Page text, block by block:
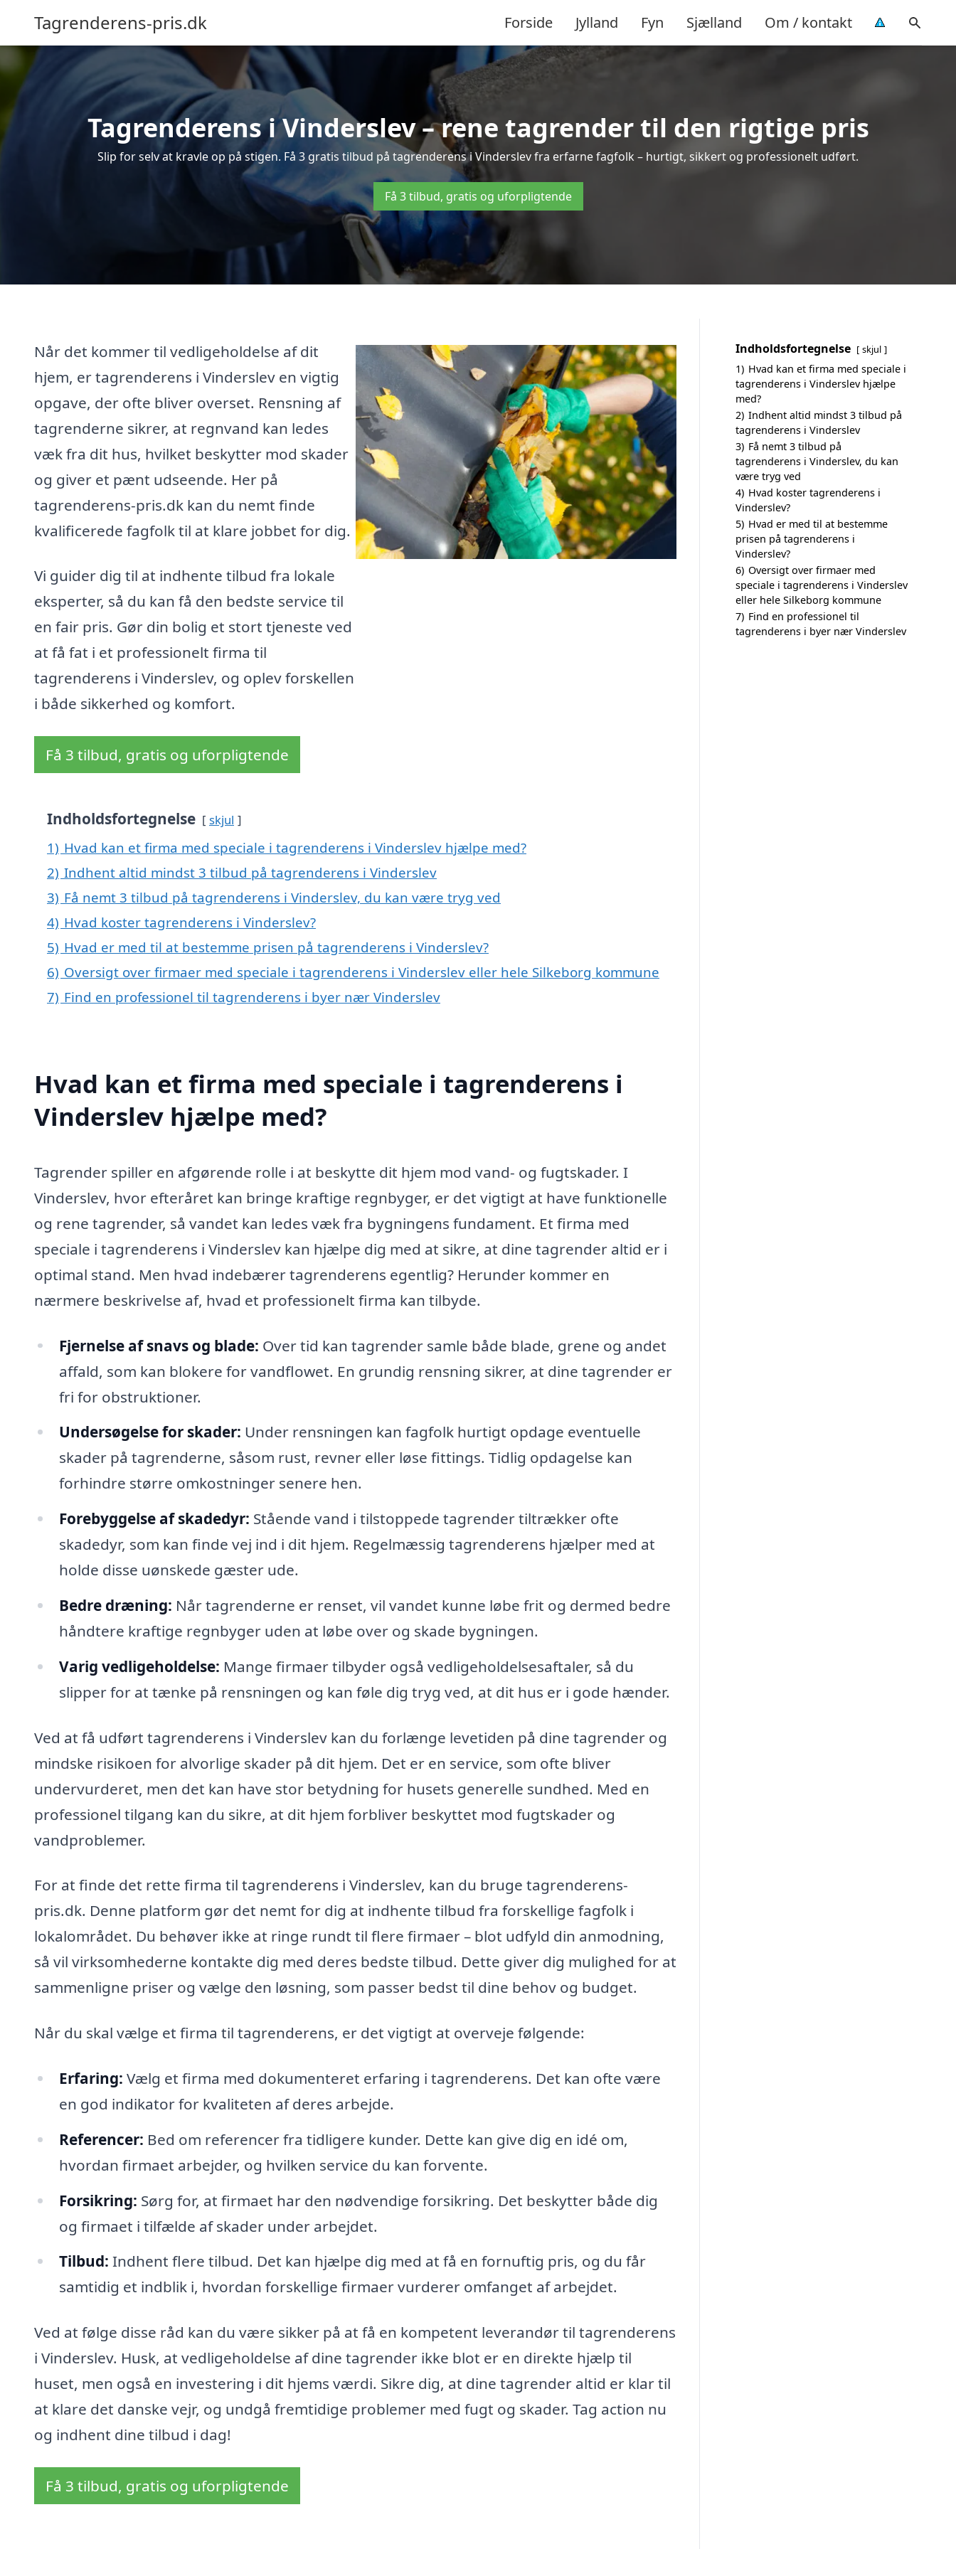
Tagrenderens-pris.dk Forside Jylland Fyn Sjælland Om / kontakt
Tagrenderens i Vinderslev – rene tagrender til den rigtige pris
Slip for selv at kravle op på stigen. Få 3 gratis tilbud på tagrenderens i Vinderslev fra erfarne fagfolk – hurtigt, sikkert og professionelt udført.
Få 3 tilbud, gratis og uforpligtende
Når det kommer til vedligeholdelse af dit
hjem, er tagrenderens i Vinderslev en vigtig
opgave, der ofte bliver overset. Rensning af
tagrenderne sikrer, at regnvand kan ledes
væk fra dit hus, hvilket beskytter mod skader
og giver et pænt udseende. Her på
tagrenderens-pris.dk kan du nemt finde
kvalificerede fagfolk til at klare jobbet for dig.
Vi guider dig til at indhente tilbud fra lokale
eksperter, så du kan få den bedste service til
en fair pris. Gør din bolig et stort tjeneste ved
at få fat i et professionelt firma til
tagrenderens i Vinderslev, og oplev forskellen
i både sikkerhed og komfort.
Få 3 tilbud, gratis og uforpligtende
Indholdsfortegnelse skjul
1) Hvad kan et firma med speciale i tagrenderens i Vinderslev hjælpe med?
2) Indhent altid mindst 3 tilbud på tagrenderens i Vinderslev
3) Få nemt 3 tilbud på tagrenderens i Vinderslev, du kan være tryg ved
4) Hvad koster tagrenderens i Vinderslev?
5) Hvad er med til at bestemme prisen på tagrenderens i Vinderslev?
6) Oversigt over firmaer med speciale i tagrenderens i Vinderslev eller hele Silkeborg kommune
7) Find en professionel til tagrenderens i byer nær Vinderslev
Hvad kan et firma med speciale i tagrenderens i
Vinderslev hjælpe med?
Tagrender spiller en afgørende rolle i at beskytte dit hjem mod vand- og fugtskader. I
Vinderslev, hvor efteråret kan bringe kraftige regnbyger, er det vigtigt at have funktionelle
og rene tagrender, så vandet kan ledes væk fra bygningens fundament. Et firma med
speciale i tagrenderens i Vinderslev kan hjælpe dig med at sikre, at dine tagrender altid er i
optimal stand. Men hvad indebærer tagrenderens egentlig? Herunder kommer en
nærmere beskrivelse af, hvad et professionelt firma kan tilbyde.
Fjernelse af snavs og blade: Over tid kan tagrender samle både blade, grene og andet
affald, som kan blokere for vandflowet. En grundig rensning sikrer, at dine tagrender er
fri for obstruktioner.
Undersøgelse for skader: Under rensningen kan fagfolk hurtigt opdage eventuelle
skader på tagrenderne, såsom rust, revner eller løse fittings. Tidlig opdagelse kan
forhindre større omkostninger senere hen.
Forebyggelse af skadedyr: Stående vand i tilstoppede tagrender tiltrækker ofte
skadedyr, som kan finde vej ind i dit hjem. Regelmæssig tagrenderens hjælper med at
holde disse uønskede gæster ude.
Bedre dræning: Når tagrenderne er renset, vil vandet kunne løbe frit og dermed bedre
håndtere kraftige regnbyger uden at løbe over og skade bygningen.
Varig vedligeholdelse: Mange firmaer tilbyder også vedligeholdelsesaftaler, så du
slipper for at tænke på rensningen og kan føle dig tryg ved, at dit hus er i gode hænder.
Ved at få udført tagrenderens i Vinderslev kan du forlænge levetiden på dine tagrender og
mindske risikoen for alvorlige skader på dit hjem. Det er en service, som ofte bliver
undervurderet, men det kan have stor betydning for husets generelle sundhed. Med en
professionel tilgang kan du sikre, at dit hjem forbliver beskyttet mod fugtskader og
vandproblemer.
For at finde det rette firma til tagrenderens i Vinderslev, kan du bruge tagrenderens-
pris.dk. Denne platform gør det nemt for dig at indhente tilbud fra forskellige fagfolk i
lokalområdet. Du behøver ikke at ringe rundt til flere firmaer – blot udfyld din anmodning,
så vil virksomhederne kontakte dig med deres bedste tilbud. Dette giver dig mulighed for at
sammenligne priser og vælge den løsning, som passer bedst til dine behov og budget.
Når du skal vælge et firma til tagrenderens, er det vigtigt at overveje følgende:
Erfaring: Vælg et firma med dokumenteret erfaring i tagrenderens. Det kan ofte være
en god indikator for kvaliteten af deres arbejde.
Referencer: Bed om referencer fra tidligere kunder. Dette kan give dig en idé om,
hvordan firmaet arbejder, og hvilken service du kan forvente.
Forsikring: Sørg for, at firmaet har den nødvendige forsikring. Det beskytter både dig
og firmaet i tilfælde af skader under arbejdet.
Tilbud: Indhent flere tilbud. Det kan hjælpe dig med at få en fornuftig pris, og du får
samtidig et indblik i, hvordan forskellige firmaer vurderer omfanget af arbejdet.
Ved at følge disse råd kan du være sikker på at få en kompetent leverandør til tagrenderens
i Vinderslev. Husk, at vedligeholdelse af dine tagrender ikke blot er en direkte hjælp til
huset, men også en investering i dit hjems værdi. Sikre dig, at dine tagrender altid er klar til
at klare det danske vejr, og undgå fremtidige problemer med fugt og skader. Tag action nu
og indhent dine tilbud i dag!
Få 3 tilbud, gratis og uforpligtende
Indholdsfortegnelse skjul
1) Hvad kan et firma med speciale i
tagrenderens i Vinderslev hjælpe
med?
2) Indhent altid mindst 3 tilbud på
tagrenderens i Vinderslev
3) Få nemt 3 tilbud på
tagrenderens i Vinderslev, du kan
være tryg ved
4) Hvad koster tagrenderens i
Vinderslev?
5) Hvad er med til at bestemme
prisen på tagrenderens i
Vinderslev?
6) Oversigt over firmaer med
speciale i tagrenderens i Vinderslev
eller hele Silkeborg kommune
7) Find en professionel til
tagrenderens i byer nær Vinderslev